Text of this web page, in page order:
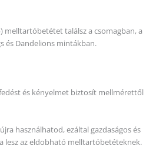
melltartóbetétet találsz a csomagban, a
és Dandelions mintákban.
és kényelmet biztosít mellmérettől
használhatod, ezáltal gazdaságos és
lesz az eldobható melltartóbetéteknek.